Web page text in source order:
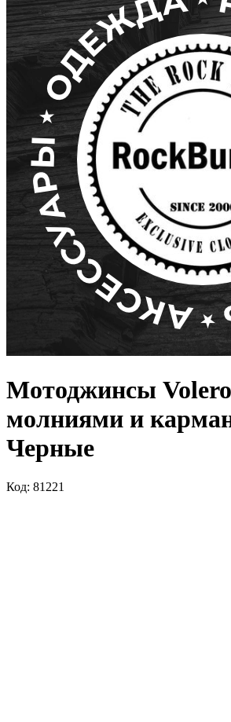
Мотоджинсы
молниями и
Черные
Код: 81221